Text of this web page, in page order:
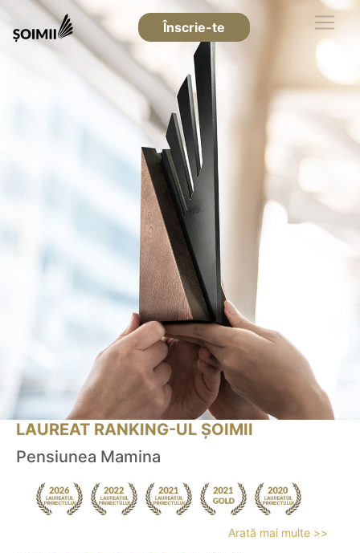
Înscrie-te
LAUREAT RANKING-UL ȘOIMII
Pensiunea Mamina
Arată mai multe >>